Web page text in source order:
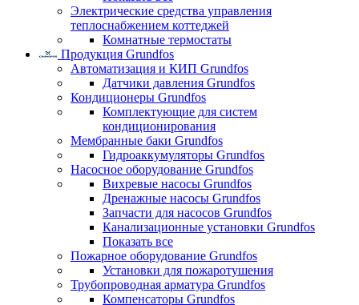
Электрические средства управления
теплоснабжением коттеджей
Комнатные термостаты
Продукция Grundfos
Автоматизация и КИП Grundfos
Датчики давления Grundfos
Кондиционеры Grundfos
Комплектующие для систем
кондиционирования
Мембранные баки Grundfos
Гидроаккумуляторы Grundfos
Насосное оборудование Grundfos
Вихревые насосы Grundfos
Дренажные насосы Grundfos
Запчасти для насосов Grundfos
Канализационные установки Grundfos
Показать все
Пожарное оборудование Grundfos
Установки для пожаротушения
Трубопроводная арматура Grundfos
Компенсаторы Grundfos